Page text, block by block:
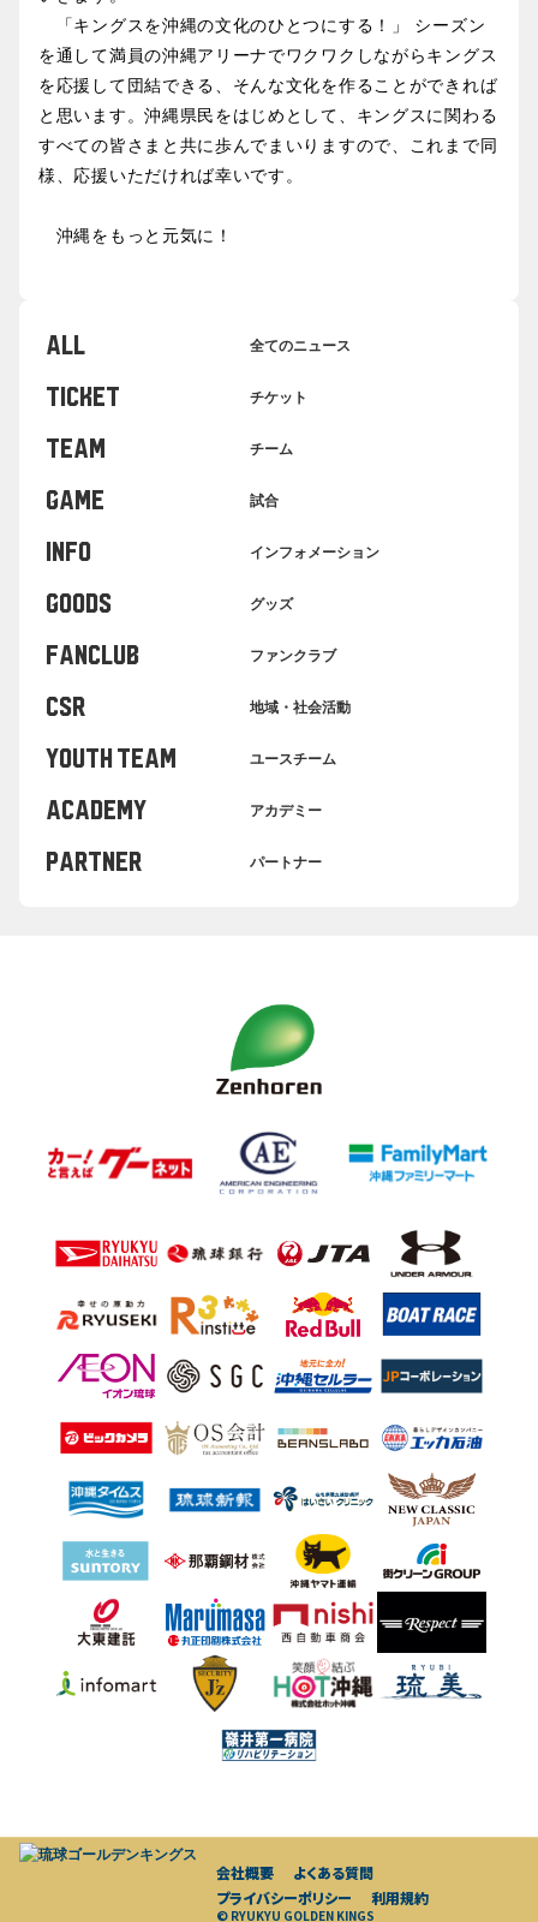
「キングスを沖縄の文化のひとつにする！」 シーズン
を通して満員の沖縄アリーナでワクワクしながらキングス
を応援して団結できる、そんな文化を作ることができれば
と思います。沖縄県民をはじめとして、キングスに関わる
すべての皆さまと共に歩んでまいりますので、これまで同
様、応援いただければ幸いです。
沖縄をもっと元気に！
ALL 全てのニュース
TICKET チケット
TEAM チーム
GAME 試合
INFO インフォメーション
GOODS グッズ
FANCLUB ファンクラブ
CSR 地域・社会活動
YOUTH TEAM ユースチーム
ACADEMY アカデミー
PARTNER パートナー
会社概要
よくある質問
プライバシーポリシー
利用規約
© RYUKYU GOLDEN KINGS